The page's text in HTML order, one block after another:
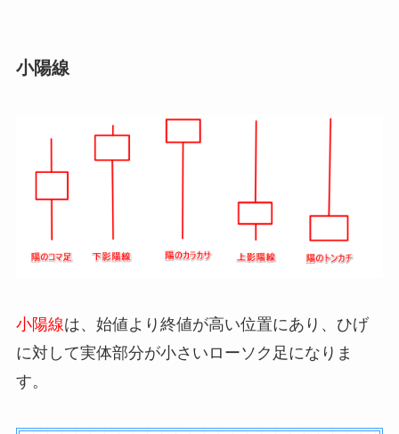
小陽線
小陽線は、始値より終値が高い位置にあり、ひげ
に対して実体部分が小さいローソク足になりま
す。